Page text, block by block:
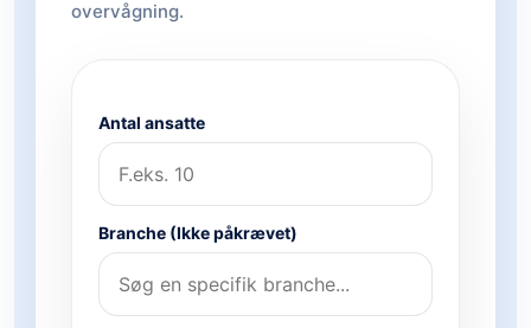
overvågning.
Antal ansatte
Branche (Ikke påkrævet)